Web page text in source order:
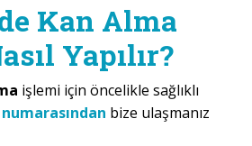
Kan Alma
Yapılır?
işlemi için öncelikle sağlıklı
bize ulaşmanız